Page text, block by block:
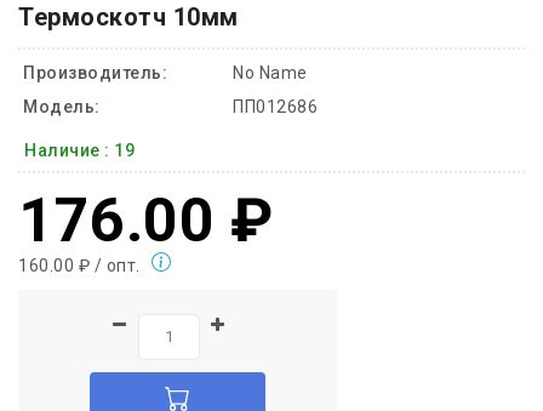
Термоскотч 10мм
Производитель:
No Name
Модель:
ПП012686
Наличие : 19
176.00 ₽
160.00 ₽ / опт.